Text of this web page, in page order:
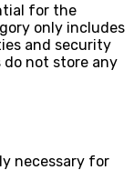
for the
only includes
and security
not store any
necessary for